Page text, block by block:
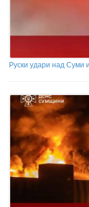
Руски удари над Суми